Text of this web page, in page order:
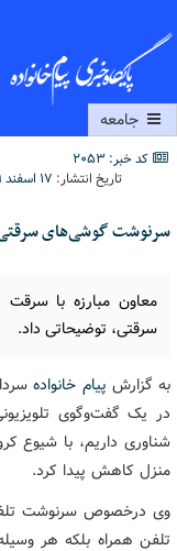
جامعه
کد خبر: 2053
تاریخ انتشار: ۱۷ اسفند ۱۳۹۹ - ۱۲:۰۵
سرنوشت گوشی‌های
معاون مبارزه با
سرقتی، توضیحاتی داد.
به گزارش پیام خانواده
در یک گفت‌وگوی
شناوری داریم، با شیوع
منزل کاهش پیدا کرد.
وی درخصوص سرنوشت
تلفن همراه بلکه هر